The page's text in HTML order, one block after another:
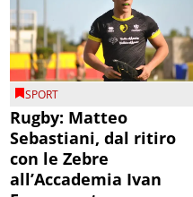
SPORT
Rugby: Matteo
Sebastiani, dal ritiro
con le Zebre
all’Accademia Ivan